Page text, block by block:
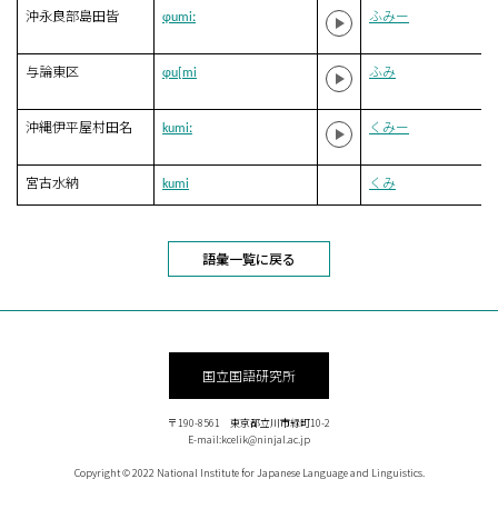
沖永良部島田皆 ɸumiː ふみー
与論東区 ɸu[mi ふみ
沖縄伊平屋村田名 kumiː くみー
宮古水納 kumi くみ
語彙一覧に戻る
国立国語研究所
〒190-8561 東京都立川市緑町10-2
E-mail:kcelik@ninjal.ac.jp
Copyright © 2022 National Institute for Japanese Language and Linguistics.